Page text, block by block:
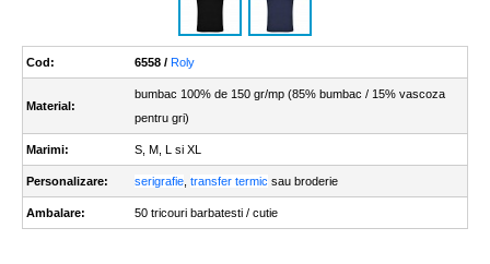
Cod: 6558 / Roly
Material:
bumbac 100% de 150 gr/mp (85% bumbac / 15% vascoza
pentru gri)
Marimi: S, M, L si XL
Personalizare: serigrafie transfer termic sau broderie
Ambalare: 50 tricouri barbatesti / cutie